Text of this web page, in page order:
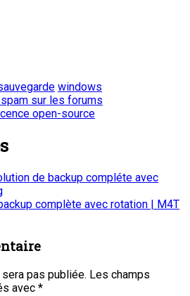
windows
sur les forums
open-source
de backup compléte avec
complète avec rotation | M4T
pas publiée. Les champs
avec *